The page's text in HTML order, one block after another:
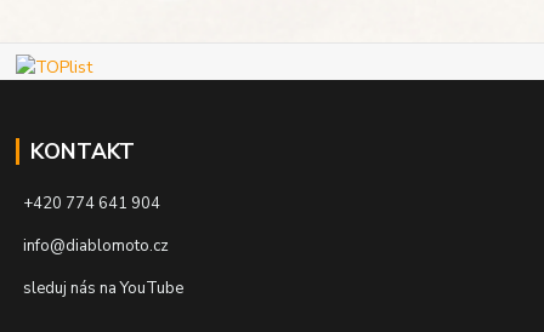
KONTAKT
+420 774 641 904
info@diablomoto.cz
sleduj nás na YouTube